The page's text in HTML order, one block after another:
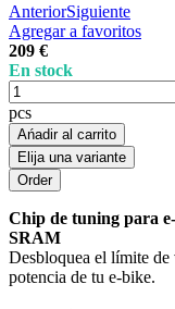
AnteriorSiguiente
Agregar a favoritos
209 €
En stock
pcs
Ańadir al carrito
Elija una variante
Chip de tuning para
SRAM
Desbloquea el límite
potencia de tu e-bike.